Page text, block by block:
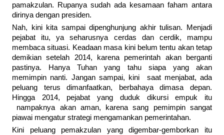
pamakzulan. Rupanya sudah ada kesamaan faham antara
dirinya dengan presiden.
Nah, kini kita sampai dipenghunjung akhir tulisan. Menjadi
pejabat itu, ya seharusnya cerdas dan cerdik, mampu
membaca situasi. Keadaan masa kini belum tentu akan tetap
demikian setelah 2014, karena pemerintah akan berganti
pastinya. Hanya Tuhan yang tahu siapa yang akan
memimpin nanti. Jangan sampai, kini saat menjabat, ada
peluang terus dimanfaatkan, berbahaya dimasa depan.
Hingga 2014, pejabat yang duduk dikursi empuk itu
nampaknya akan aman, karena sang pemimpin sangat
piawai mengatur strategi mengamankan pemerintahan.
Kini peluang pemakzulan yang digembar-gemborkan itu